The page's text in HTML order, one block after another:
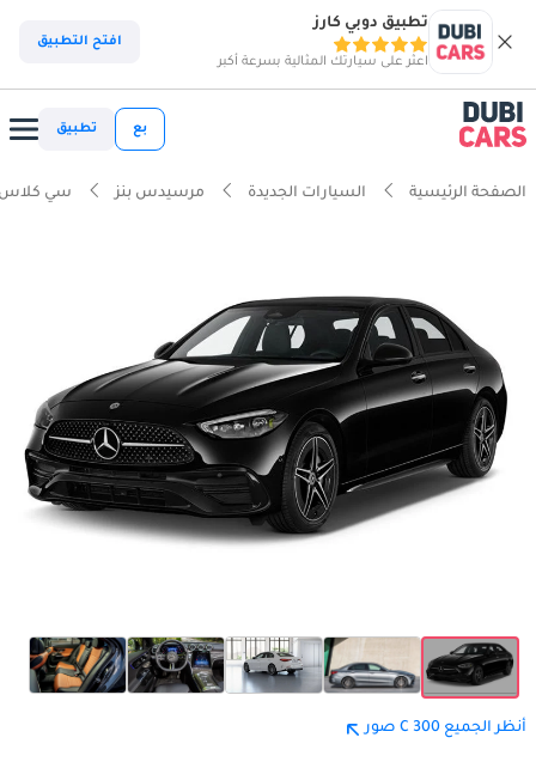
تطبيق دوبي كارز
اعثر على سيارتك المثالية بسرعة أكبر
افتح التطبيق
بع تطبيق
الصفحة الرئيسية السيارات الجديدة مرسيدس بنز سي
أنظر الجميع C 300 صور